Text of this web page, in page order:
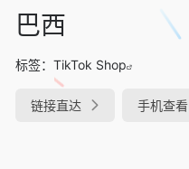
巴西
标签： TikTok Shop
链接直达 手机查看